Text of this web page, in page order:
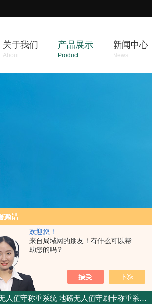
欢迎您！
来自局域网的朋友！有什么可以帮
助您的吗？
关于我们
About
产品展示
Product
新闻中心
News
人值守称重系统 地磅无人值守刷卡称重系统